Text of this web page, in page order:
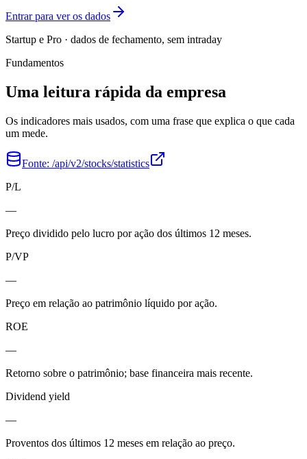
Entrar para ver os dados
Startup e Pro · dados de fechamento, sem intraday
Fundamentos
Uma leitura rápida da empresa
Os indicadores mais usados, com uma frase que explica o que cada
um mede.
Fonte: /api/v2/stocks/statistics
P/L
—
Preço dividido pelo lucro por ação dos últimos 12 meses.
P/VP
—
Preço em relação ao patrimônio líquido por ação.
ROE
—
Retorno sobre o patrimônio; base financeira mais recente.
Dividend yield
—
Proventos dos últimos 12 meses em relação ao preço.